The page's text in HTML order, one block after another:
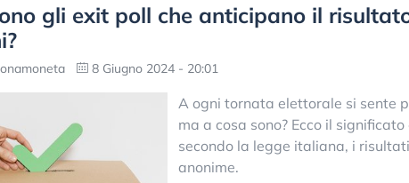
gli exit poll che anticipano il
8 Giugno 2024 - 20:01
A ogni tornata elettorale si sente
ma a cosa sono? Ecco il
secondo la legge italiana, i
anonime.